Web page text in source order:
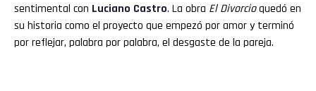
sentimental con Luciano Castro. La obra El Divorcioquedó en
su historia como el proyecto que empezó por amor y terminó
por reflejar, palabra por palabra, el desgaste de la pareja.